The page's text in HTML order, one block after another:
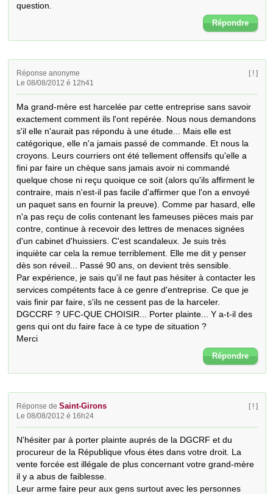
question.
Répondre
Réponse anonyme
Le 08/08/2012 é 12h41
[ ! ]
Ma grand-mère est harcelée par cette entreprise sans savoir
exactement comment ils l'ont repérée. Nous nous demandons
s'il elle n'aurait pas répondu à une étude... Mais elle est
catégorique, elle n'a jamais passé de commande. Et nous la
croyons. Leurs courriers ont été tellement offensifs qu'elle a
fini par faire un chèque sans jamais avoir ni commandé
quelque chose ni reçu quoique ce soit (alors qu'ils affirment le
contraire, mais n'est-il pas facile d'affirmer que l'on a envoyé
un paquet sans en fournir la preuve). Comme par hasard, elle
n'a pas reçu de colis contenant les fameuses pièces mais par
contre, continue à recevoir des lettres de menaces signées
d'un cabinet d'huissiers. C'est scandaleux. Je suis très
inquiète car cela la remue terriblement. Elle me dit y penser
dès son réveil... Passé 90 ans, on devient très sensible.
Par expérience, je sais qu'il ne faut pas hésiter à contacter les
services compétents face à ce genre d'entreprise. Ce que je
vais finir par faire, s'ils ne cessent pas de la harceler.
DGCCRF ? UFC-QUE CHOISIR... Porter plainte... Y a-t-il des
gens qui ont du faire face à ce type de situation ?
Merci
Répondre
Réponse deSaint-Girons
Le 08/08/2012 é 16h24
[ ! ]
N'hésiter par à porter plainte auprés de la DGCRF et du
procureur de la République vfous étes dans votre droit. La
vente forcée est illégale de plus concernant votre grand-mère
il y a abus de faiblesse.
Leur arme faire peur aux gens surtout avec les personnes